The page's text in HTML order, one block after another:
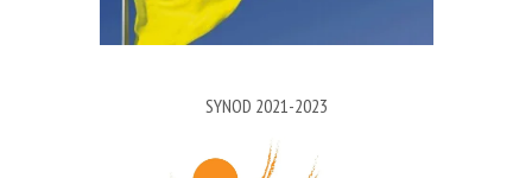
SYNOD 2021-2023